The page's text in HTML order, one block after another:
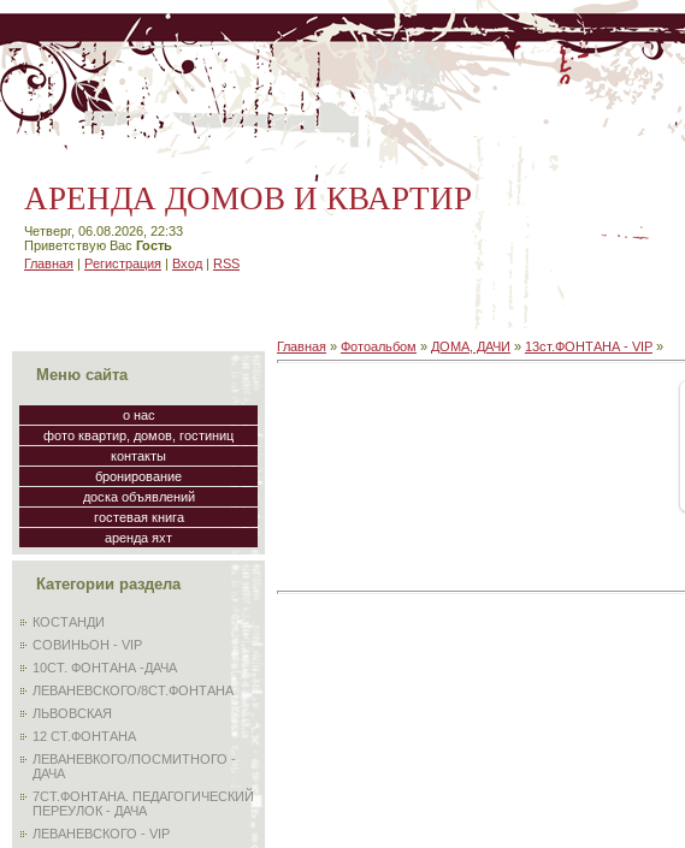
АРЕНДА ДОМОВ И КВАРТИР
Четверг, 06.08.2026, 22:33
Приветствую Вас Гость
Главная | Регистрация | Вход | RSS
Меню сайта
о нас
фото квартир, домов, гостиниц
контакты
бронирование
доска объявлений
гостевая книга
аренда яхт
Категории раздела
КОСТАНДИ
СОВИНЬОН - VIP
10СТ. ФОНТАНА -ДАЧА
ЛЕВАНЕВСКОГО/8СТ.ФОНТАНА
ЛЬВОВСКАЯ
12 СТ.ФОНТАНА
ЛЕВАНЕВКОГО/ПОСМИТНОГО -
ДАЧА
7СТ.ФОНТАНА. ПЕДАГОГИЧЕСКИЙ
ПЕРЕУЛОК - ДАЧА
ЛЕВАНЕВСКОГО - VIP
Главная » Фотоальбом » ДОМА, ДАЧИ » 13ст.ФОНТАНА - VIP »